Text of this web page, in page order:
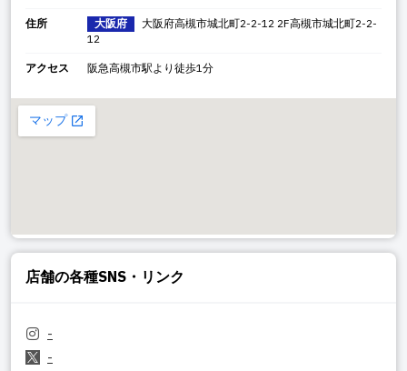
住所 大阪府 大阪府高槻市城北町2-2-12 2F高槻市城北町2-2-
12
アクセス 阪急高槻市駅より徒歩1分
店舗の各種SNS・リンク
-
-